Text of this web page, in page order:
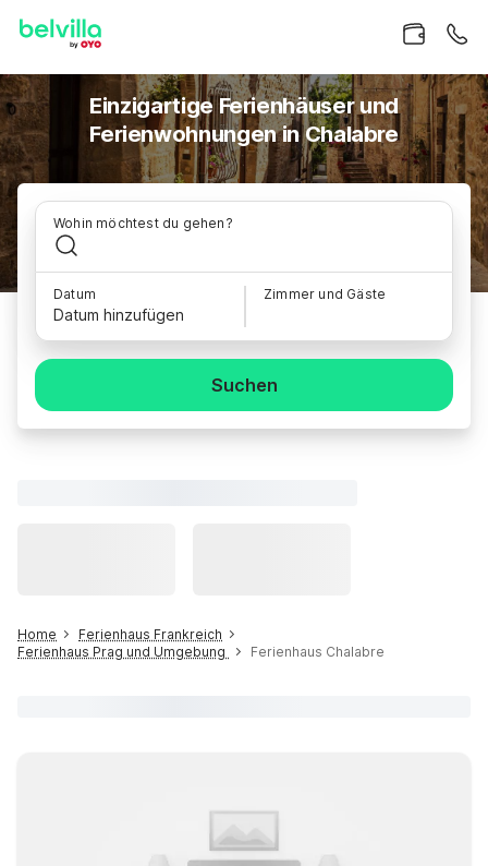
Einzigartige Ferienhäuser und
Ferienwohnungen in Chalabre
Wohin möchtest du gehen?
Datum
Datum hinzufügen
Zimmer und Gäste
Suchen
Home
Ferienhaus Frankreich
Ferienhaus Prag und Umgebung
Ferienhaus Chalabre